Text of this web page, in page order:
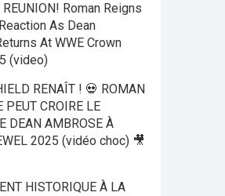
Roman Reigns
As Dean
At WWE Crown
(video)
RENAÎT ! 💀 ROMAN
PEUT CROIRE LE
DEAN AMBROSE À
2025 (vidéo choc) 🎥
HISTORIQUE À LA